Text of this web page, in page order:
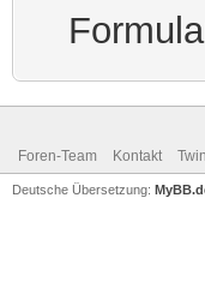
Foren-Team Kontakt
Deutsche Übersetzung: